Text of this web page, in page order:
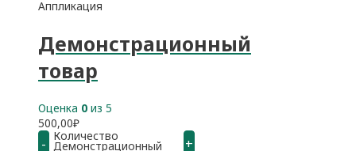
Аппликация
Демонстрационный
товар
Оценка 0 из 5
500,00₽
- Количество
Демонстрационный
+